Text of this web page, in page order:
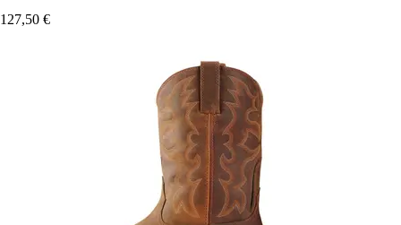
127,50 €